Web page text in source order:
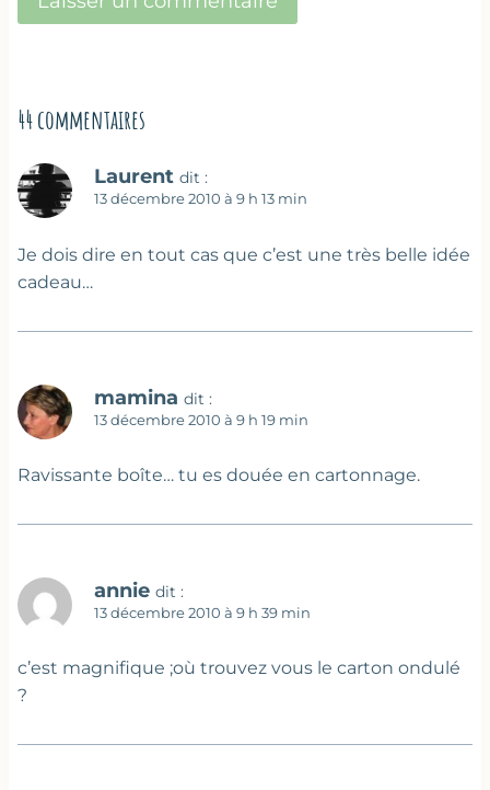
44 commentaires
Laurent dit :
13 décembre 2010 à 9 h 13 min
Je dois dire en tout cas que c’est une très belle idée
cadeau…
mamina dit :
13 décembre 2010 à 9 h 19 min
Ravissante boîte… tu es douée en cartonnage.
annie dit :
13 décembre 2010 à 9 h 39 min
c’est magnifique ;où trouvez vous le carton ondulé
?